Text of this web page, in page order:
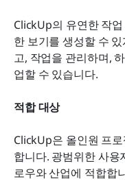
ClickUp의 유연한 작
한 보기를 생성할 수
고, 작업을 관리하며,
업할 수 있습니다.
적합 대상
ClickUp은 올인원 프
합니다. 광범위한 사용
로우와 산업에 적합합